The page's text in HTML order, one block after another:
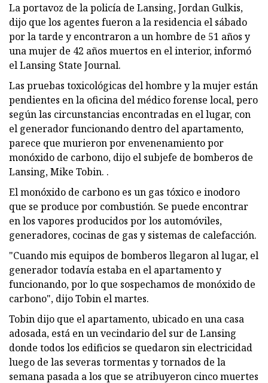
La portavoz de la policía de Lansing, Jordan Gulkis,
dijo que los agentes fueron a la residencia el sábado
por la tarde y encontraron a un hombre de 51 años y
una mujer de 42 años muertos en el interior, informó
el Lansing State Journal.
Las pruebas toxicológicas del hombre y la mujer están
pendientes en la oficina del médico forense local, pero
según las circunstancias encontradas en el lugar, con
el generador funcionando dentro del apartamento,
parece que murieron por envenenamiento por
monóxido de carbono, dijo el subjefe de bomberos de
Lansing, Mike Tobin. .
El monóxido de carbono es un gas tóxico e inodoro
que se produce por combustión. Se puede encontrar
en los vapores producidos por los automóviles,
generadores, cocinas de gas y sistemas de calefacción.
"Cuando mis equipos de bomberos llegaron al lugar, el
generador todavía estaba en el apartamento y
funcionando, por lo que sospechamos de monóxido de
carbono", dijo Tobin el martes.
Tobin dijo que el apartamento, ubicado en una casa
adosada, está en un vecindario del sur de Lansing
donde todos los edificios se quedaron sin electricidad
luego de las severas tormentas y tornados de la
semana pasada a los que se atribuyeron cinco muertes